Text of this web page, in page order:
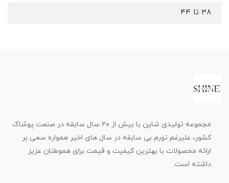
۳۸ تا ۴۴
مجموعه تولیدی شاین با بیش از ۲۰ سال سابقه در صنعت پوشاک
کشور، علیرغم تورم بی سابقه در سال های اخیر همواره سعی بر
ارائه محصولات با بهترین کیفیت و قیمت برای هموطنان عزیز
داشته است.